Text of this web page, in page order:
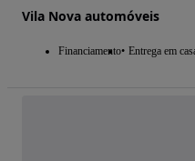
Vila Nova automóveis
Financiamento Entrega em